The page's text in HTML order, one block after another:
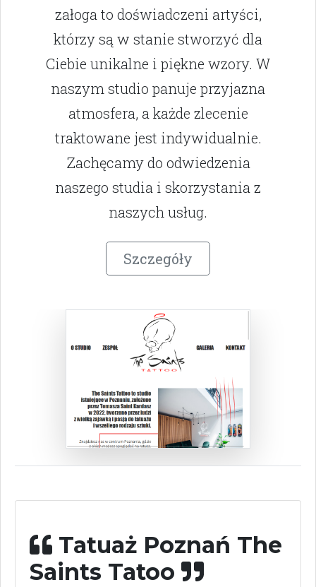
załoga to doświadczeni artyści,
którzy są w stanie stworzyć dla
Ciebie unikalne i piękne wzory. W
naszym studio panuje przyjazna
atmosfera, a każde zlecenie
traktowane jest indywidualnie.
Zachęcamy do odwiedzenia
naszego studia i skorzystania z
naszych usług.
Szczegóły
Tatuaż Poznań The
Saints Tatoo